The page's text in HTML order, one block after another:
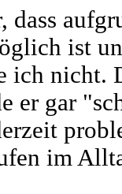
dass
ist
ich nicht.
er gar
im